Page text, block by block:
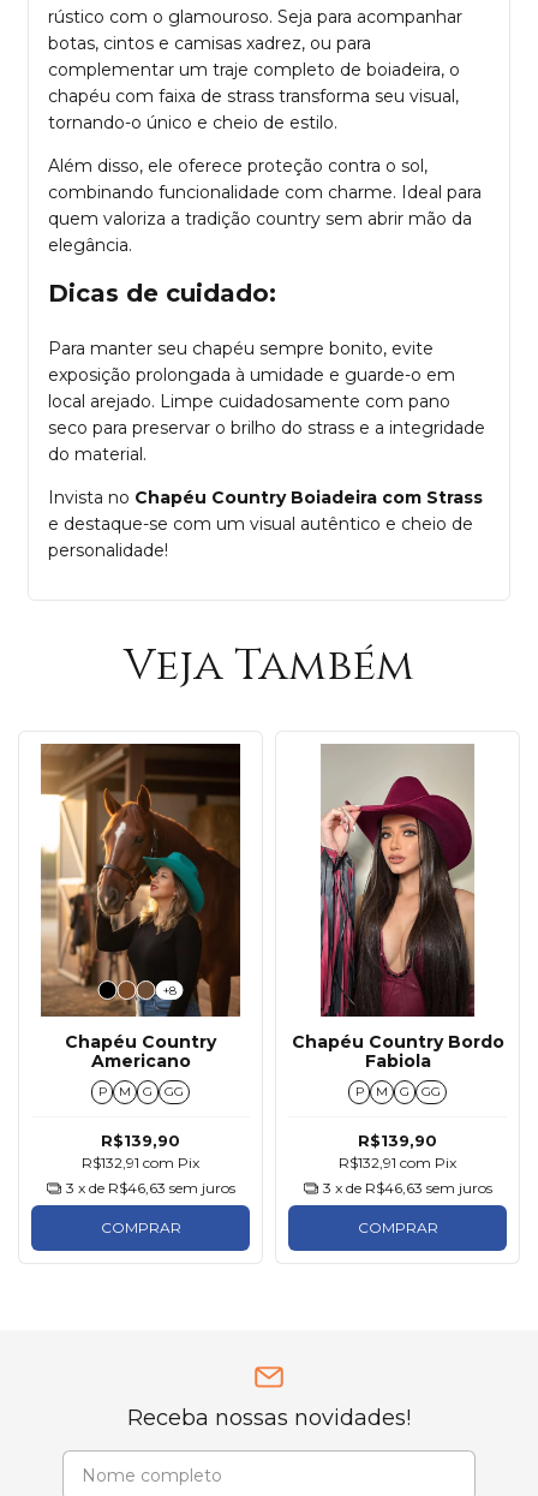
rústico com o glamouroso. Seja para acompanhar
botas, cintos e camisas xadrez, ou para
complementar um traje completo de boiadeira, o
chapéu com faixa de strass transforma seu visual,
tornando-o único e cheio de estilo.
Além disso, ele oferece proteção contra o sol,
combinando funcionalidade com charme. Ideal para
quem valoriza a tradição country sem abrir mão da
elegância.
Dicas de cuidado:
Para manter seu chapéu sempre bonito, evite
exposição prolongada à umidade e guarde-o em
local arejado. Limpe cuidadosamente com pano
seco para preservar o brilho do strass e a integridade
do material.
Invista no Chapéu Country Boiadeira com Strass
e destaque-se com um visual autêntico e cheio de
personalidade!
Veja Também
+8
Chapéu Country
Americano
P M G GG
R$139,90
R$132,91 com Pix
3 x de R$46,63 sem juros
COMPRAR
Chapéu Country Bordo
Fabiola
P M G GG
R$139,90
R$132,91 com Pix
3 x de R$46,63 sem juros
COMPRAR
Receba nossas novidades!